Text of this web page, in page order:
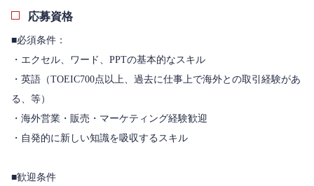
応募資格
■必須条件：
・エクセル、ワード、PPTの基本的なスキル
・英語（TOEIC700点以上、過去に仕事上で海外との取引経験があ
る、等）
・海外営業・販売・マーケティング経験歓迎
・自発的に新しい知識を吸収するスキル
■歓迎条件